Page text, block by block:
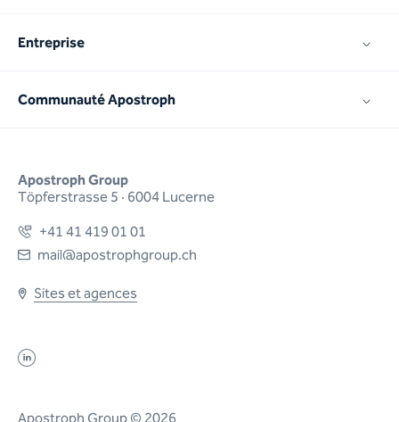
Apostroph Group
Töpferstrasse 5 · 6004 Lucerne
+41 41 419 01 01
mail@apostrophgroup.ch
Sites et agences
Entreprise
Communauté Apostroph
Apostroph Group © 2026